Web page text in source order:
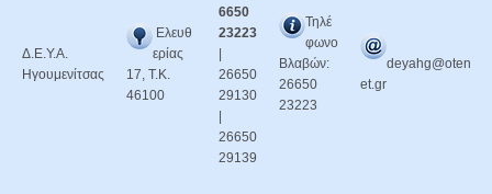
Δ.Ε.Υ.Α.
Ηγουμενίτσας
Ελευθ
ερίας
17, Τ.Κ.
46100
6650
23223
26650
29130
26650
29139
Τηλέ
φωνο
Βλαβών:
26650
23223
deyahg@oten
et.gr